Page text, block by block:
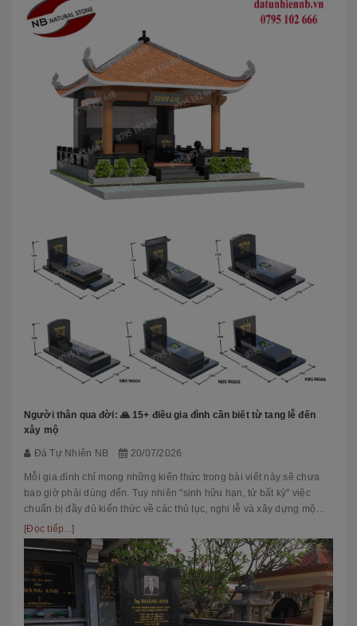
Người thân qua đời: 🙏 15+ điều gia đình cần biết từ tang lễ đến
xây mộ
Đá Tự Nhiên NB 20/07/2026
Mỗi gia đình chỉ mong những kiến thức trong bài viết này sẽ chưa
bao giờ phải dùng đến. Tuy nhiên "sinh hữu hạn, tử bất kỳ" việc
chuẩn bị đầy đủ kiến thức về các thủ tục, nghi lễ và xây dựng mộ
phầ...
[Đọc tiếp...]